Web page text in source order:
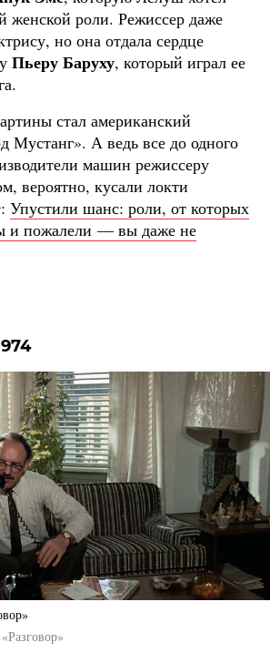
женской роли. Режиссер даже
но она отдала сердце
Пьеру Баруху, который играл ее
стал американский
Мустанг». А ведь все до одного
машин режиссеру
вероятно, кусали локти
: Упустили шанс: роли, от которых
и пожалели — вы даже не